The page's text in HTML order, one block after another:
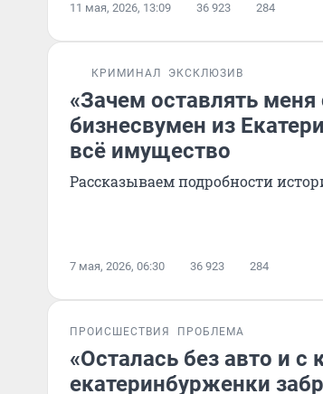
11 мая, 2026, 13:09 36 923 284
КРИМИНАЛ ЭКСКЛЮЗИВ
«Зачем оставлять
бизнесвумен из
всё имущество
Рассказываем подробности
7 мая, 2026, 06:30 36 923 284
ПРОИСШЕСТВИЯ ПРОБЛЕМА
«Осталась без авто и с
екатеринбурженки